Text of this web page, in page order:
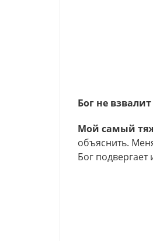
Бог не
Мой самый
объяснить.
Бог